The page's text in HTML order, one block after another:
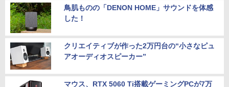
鳥肌ものの「DENON HOME」サウンドを体感
した！
クリエイティブが作った2万円台の“小さなピュ
アオーディオスピーカー”
マウス、RTX 5060 Ti搭載ゲーミングPCが7万